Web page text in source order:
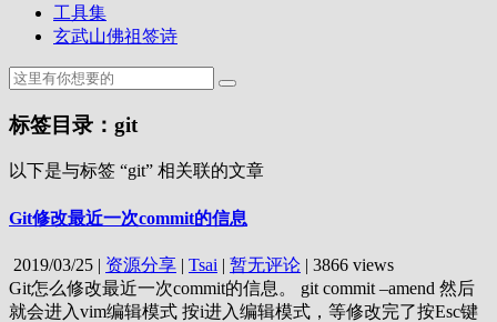
工具集
玄武山佛祖签诗
标签目录：git
以下是与标签 “git” 相关联的文章
Git修改最近一次commit的信息
2019/03/25 | 资源分享 | Tsai | 暂无评论 | 3866 views
Git怎么修改最近一次commit的信息。 git commit –amend 然后
就会进入vim编辑模式 按i进入编辑模式，等修改完了按Esc键